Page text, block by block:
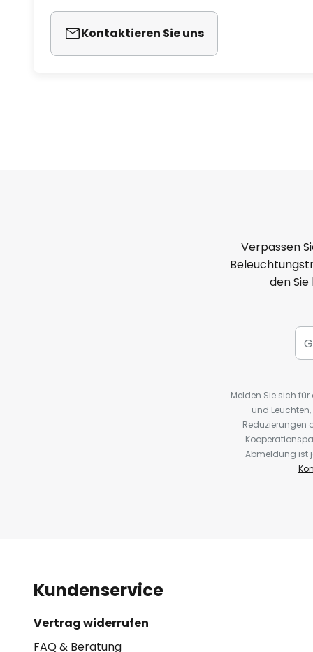
Kontaktieren Sie uns
Verpassen
den
Melden Sie sich
und
Reduzierungen
Abmeldung ist
Kundenservice
Vertrag widerrufen
FAQ & Beratung